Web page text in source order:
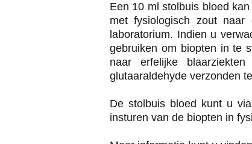
Een 10 ml stolbuis bloed
met fysiologisch zout
laboratorium. Indien u
gebruiken om biopten in te
naar erfelijke
glutaaraldehyde verzonden
De stolbuis bloed kunt u
insturen van de biopten in